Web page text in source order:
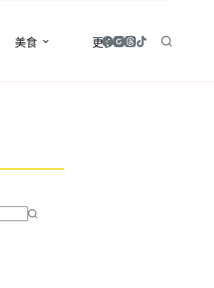
美食 更多